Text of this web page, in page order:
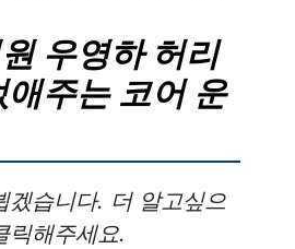
우영하 허리
애주는 코어 운
겠습니다. 더 알고싶으
릭해주세요.